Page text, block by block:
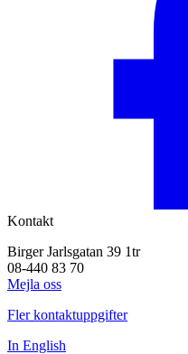
Kontakt
Birger Jarlsgatan 39 1tr
08-440 83 70
Mejla oss
Fler kontaktuppgifter
In English